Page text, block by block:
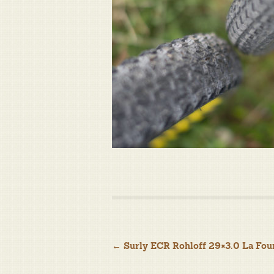
Navigation
← Surly ECR Rohloff 29×3.0 La